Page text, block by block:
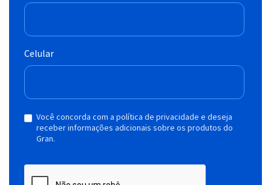
Celular
Você concorda com a política de privacidade e deseja
receber informações adicionais sobre os produtos do
Gran.